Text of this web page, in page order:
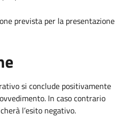
prevista per la presentazione
si conclude positivamente
In caso contrario
l’esito negativo.